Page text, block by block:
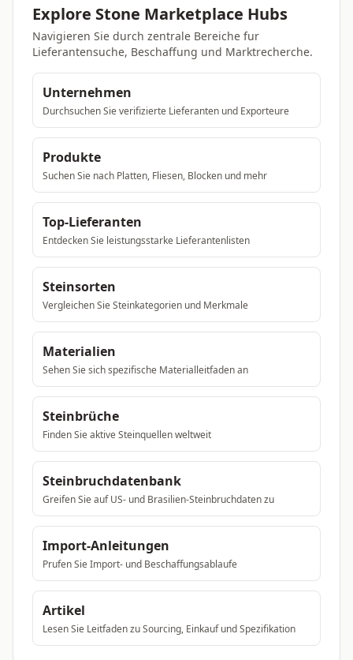
Explore Stone Marketplace Hubs
Navigieren Sie durch zentrale Bereiche fur
Lieferantensuche, Beschaffung und Marktrecherche.
Unternehmen
Durchsuchen Sie verifizierte Lieferanten und Exporteure
Produkte
Suchen Sie nach Platten, Fliesen, Blocken und mehr
Top-Lieferanten
Entdecken Sie leistungsstarke Lieferantenlisten
Steinsorten
Vergleichen Sie Steinkategorien und Merkmale
Materialien
Sehen Sie sich spezifische Materialleitfaden an
Steinbrüche
Finden Sie aktive Steinquellen weltweit
Steinbruchdatenbank
Greifen Sie auf US- und Brasilien-Steinbruchdaten zu
Import-Anleitungen
Prufen Sie Import- und Beschaffungsablaufe
Artikel
Lesen Sie Leitfaden zu Sourcing, Einkauf und Spezifikation